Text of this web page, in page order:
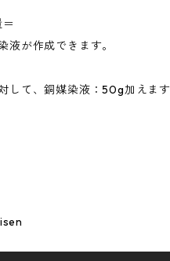
液が作成できます。
して、銅媒染液：50g加えます